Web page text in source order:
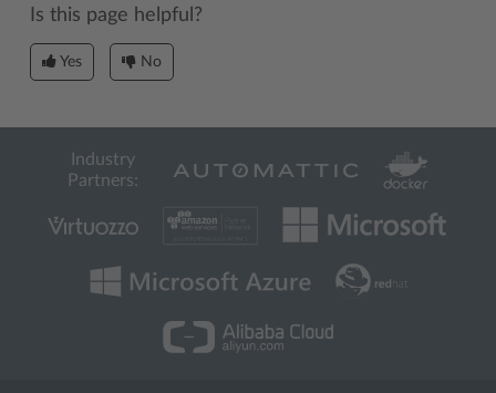
Is this page helpful?
Yes No
Industry
Partners: